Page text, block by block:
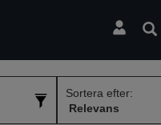
Sök
Sortera efter: